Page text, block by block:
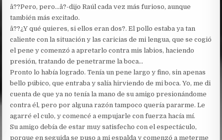
â??Pero, pero…â?-dijo Raúl cada vez más furioso, aunque
también más excitado.
â??¿Y qué quieres, si ellos eran dos?. El pollo estaba ya tan
caliente con la situación y las caricias de mi lengua, que se cogió
el pene y comenzó a apretarlo contra mis labios, haciendo
presión, tratando de penetrarme la boca…
Pronto lo había logrado. Tenía un pene largo y fino, sin apenas
bello púbico, que entraba y salía hirviendo de mi boca. Yo, me di
cuenta de que ya no tenía la mano de su amigo presionándome
contra él, pero por alguna razón tampoco quería pararme. Le
agarré el culo, y comencé a empujarle con fuerza hacía mí.
Su amigo debía de estar muy satisfecho con el espectáculo,
porque en seguida se puso a mi espalda y comenzó a meterme